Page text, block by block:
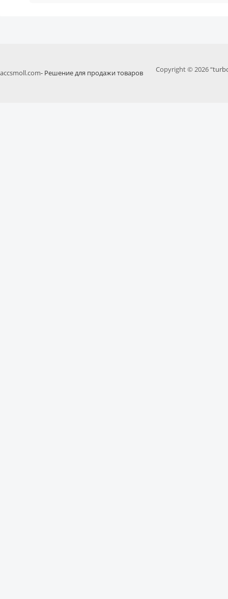
accsmoll.com- Решение для продажи товаров Copyright © 2026 “